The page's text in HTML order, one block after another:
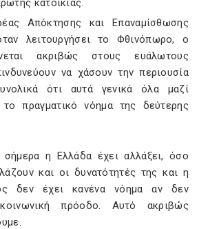
κατοικίας.
Απόκτησης και Επαναμίσθωσης
λειτουργήσει το Φθινόπωρο, ο
ακριβώς στους ευάλωτους
να χάσουν την περιουσία
ότι αυτά γενικά όλα μαζί
το πραγματικό νόημα της δεύτερης
η Ελλάδα έχει αλλάξει, όσο
και οι δυνατότητές της και η
δεν έχει κανένα νόημα αν δεν
πρόοδο. Αυτό ακριβώς